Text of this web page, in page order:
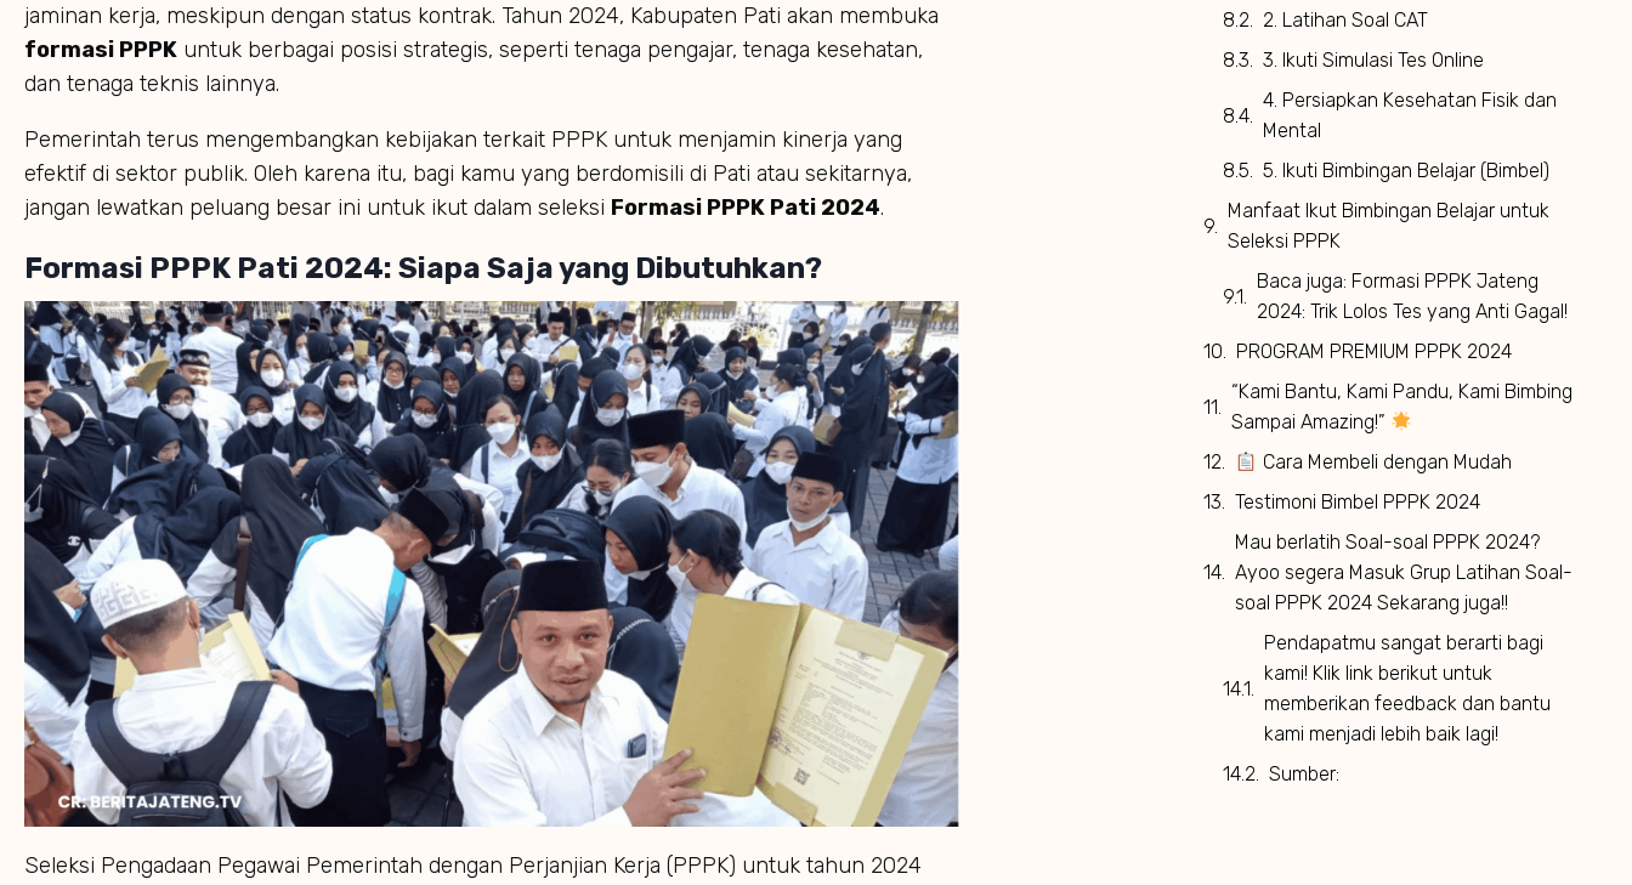
jaminan kerja, meskipun dengan status kontrak. Tahun 2024, Kabupaten Pati akan membuka
formasi PPPK untuk berbagai posisi strategis, seperti tenaga pengajar, tenaga kesehatan,
dan tenaga teknis lainnya.
Pemerintah terus mengembangkan kebijakan terkait PPPK untuk menjamin kinerja yang
efektif di sektor publik. Oleh karena itu, bagi kamu yang berdomisili di Pati atau sekitarnya,
jangan lewatkan peluang besar ini untuk ikut dalam seleksi Formasi PPPK Pati 2024.
Formasi PPPK Pati 2024: Siapa Saja yang Dibutuhkan?
Seleksi Pengadaan Pegawai Pemerintah dengan Perjanjian Kerja (PPPK) untuk tahun 2024
2. Latihan Soal CAT
3. Ikuti Simulasi Tes Online
4. Persiapkan Kesehatan Fisik dan
Mental
5. Ikuti Bimbingan Belajar (Bimbel)
Manfaat Ikut Bimbingan Belajar untuk
Seleksi PPPK
Baca juga: Formasi PPPK Jateng
2024: Trik Lolos Tes yang Anti Gagal!
PROGRAM PREMIUM PPPK 2024
“Kami Bantu, Kami Pandu, Kami Bimbing
Sampai Amazing!”
Cara Membeli dengan Mudah
Testimoni Bimbel PPPK 2024
Mau berlatih Soal-soal PPPK 2024?
Ayoo segera Masuk Grup Latihan Soal-
soal PPPK 2024 Sekarang juga!!
Pendapatmu sangat berarti bagi
kami! Klik link berikut untuk
memberikan feedback dan bantu
kami menjadi lebih baik lagi!
Sumber: